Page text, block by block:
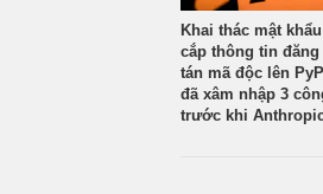
Khai thác mật
cắp thông tin
tán mã độc lên
đã xâm nhập 3
trước khi